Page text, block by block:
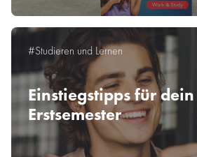
#Studieren und Lernen
Einstiegstipps für dein
Erstsemester